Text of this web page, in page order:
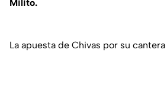
Milito.
La apuesta de Chivas por su cantera